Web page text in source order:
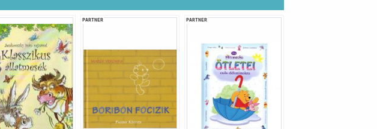
PARTNER PARTNER